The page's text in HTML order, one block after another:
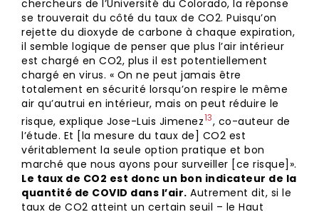
chercheurs de l’Université du Colorado, la réponse
se trouverait du côté du taux de CO2. Puisqu’on
rejette du dioxyde de carbone à chaque expiration,
il semble logique de penser que plus l’air intérieur
est chargé en CO2, plus il est potentiellement
chargé en virus. « On ne peut jamais être
totalement en sécurité lorsqu’on respire le même
air qu’autrui en intérieur, mais on peut réduire le
risque, explique Jose-Luis Jimenez⁠13, co-auteur de
l’étude. Et [la mesure du taux de] CO2 est
véritablement la seule option pratique et bon
marché que nous ayons pour surveiller [ce risque]».
Le taux de CO2 est donc un bon indicateur de la
quantité de COVID dans l’air. Autrement dit, si le
taux de CO2 atteint un certain seuil – le Haut